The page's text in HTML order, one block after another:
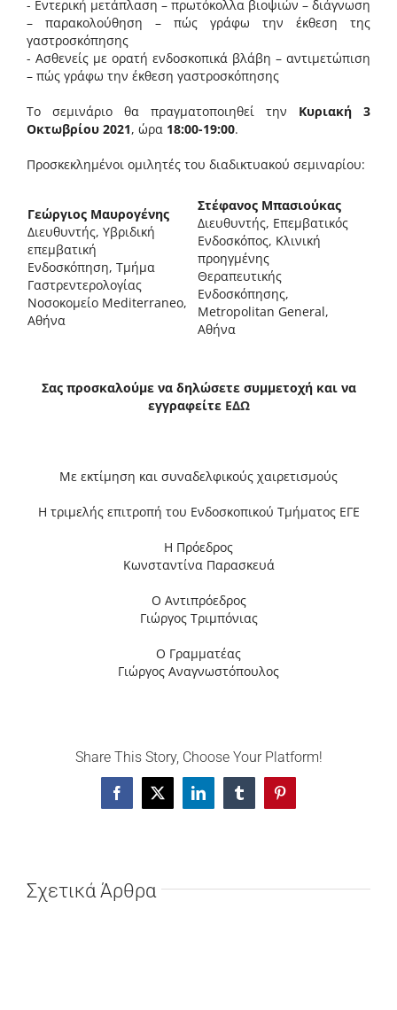
- Εντερική μετάπλαση – πρωτόκολλα βιοψιών – διάγνωση
– παρακολούθηση – πώς γράφω την έκθεση της
γαστροσκόπησης
- Ασθενείς με ορατή ενδοσκοπικά βλάβη – αντιμετώπιση
– πώς γράφω την έκθεση γαστροσκόπησης
Το σεμινάριο θα πραγματοποιηθεί την Κυριακή 3
Οκτωβρίου 2021, ώρα 18:00-19:00.
Προσκεκλημένοι ομιλητές του διαδικτυακού σεμιναρίου:
Γεώργιος Μαυρογένης
Διευθυντής, Υβριδική
επεμβατική
Ενδοσκόπηση, Τμήμα
Γαστρεντερολογίας
Νοσοκομείο Mediterraneo,
Αθήνα
Στέφανος Μπασιούκας
Διευθυντής, Επεμβατικός
Ενδοσκόπος, Κλινική
προηγμένης
Θεραπευτικής
Ενδοσκόπησης,
Μetropolitan General,
Αθήνα
Σας προσκαλούμε να δηλώσετε συμμετοχή και να
εγγραφείτε ΕΔΩ
Με εκτίμηση και συναδελφικούς χαιρετισμούς
Η τριμελής επιτροπή του Ενδοσκοπικού Τμήματος ΕΓΕ
Η Πρόεδρος
Κωνσταντίνα Παρασκευά
Ο Αντιπρόεδρος
Γιώργος Τριμπόνιας
Ο Γραμματέας
Γιώργος Αναγνωστόπουλος
Share This Story, Choose Your Platform!
Facebook
X LinkedInTumblrPinterest
Σχετικά Άρθρα